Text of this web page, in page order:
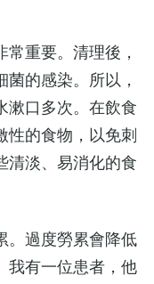
重要。清理後，
的感染。所以，
漱口多次。在飲食
性的食物，以免刺
清淡、易消化的食
。過度勞累會降低
我有一位患者，他